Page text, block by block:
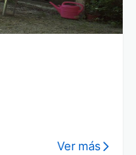
Ver más